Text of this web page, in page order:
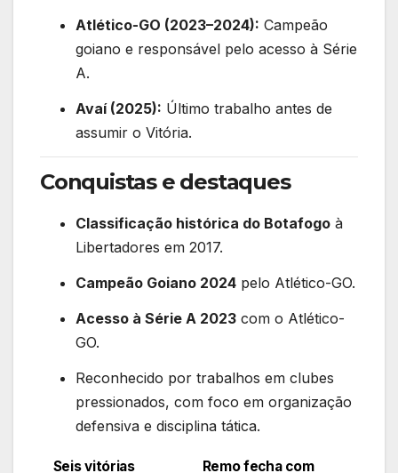
Atlético-GO (2023–2024): Campeão
goiano e responsável pelo acesso à Série
A.
Avaí (2025): Último trabalho antes de
assumir o Vitória.
Conquistas e destaques
Classificação histórica do Botafogo à
Libertadores em 2017.
Campeão Goiano 2024 pelo Atlético-GO.
Acesso à Série A 2023 com o Atlético-
GO.
Reconhecido por trabalhos em clubes
pressionados, com foco em organização
defensiva e disciplina tática.
Remo fecha com
Seis vitórias